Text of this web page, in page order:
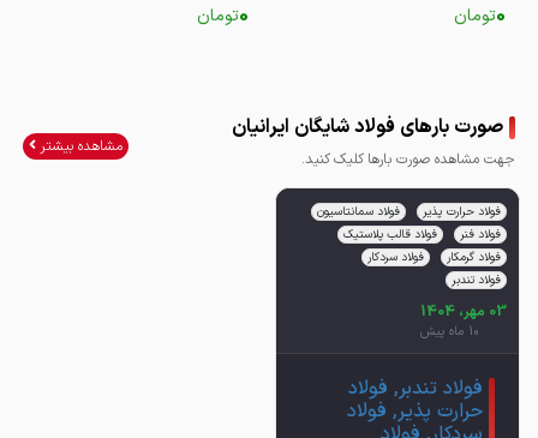
0تومان 0تومان
صورت بارهای فولاد شایگان ایرانیان
جهت مشاهده صورت بارها کلیک کنید.
مشاهده بیشتر
فولاد حرارت پذیر
فولاد سمانتاسیون
فولاد فنر
فولاد قالب پلاستیک
فولاد گرمکار
فولاد سردکار
فولاد تندبر
03 مهر، 1404
10 ماه پیش
فولاد تندبر, فولاد
حرارت پذیر, فولاد